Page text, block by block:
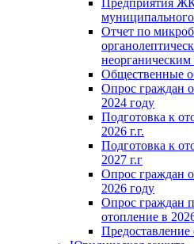
Предприятия
Отчет по
неорганическим
Общественные
Опрос граждан
2024 году
Подготовка к
2026 г.г.
Подготовка к
2027 г.г
Опрос граждан
2026 году
Опрос граждан
отопление в
Предоставление